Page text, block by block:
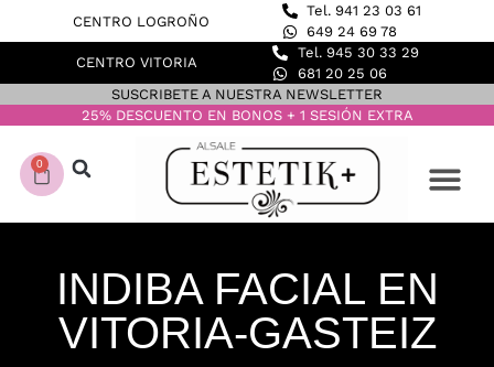
CENTRO LOGROÑO
Tel. 941 23 03 61
649 24 69 78
CENTRO VITORIA
Tel. 945 30 33 29
681 20 25 06
SUSCRIBETE A NUESTRA NEWSLETTER
25% DESCUENTO EN BONOS + 1 SESIÓN EXTRA
0
INDIBA FACIAL EN
VITORIA-GASTEIZ